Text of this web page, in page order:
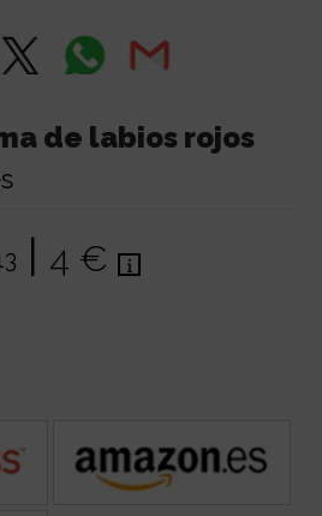
de labios rojos
| 4 €